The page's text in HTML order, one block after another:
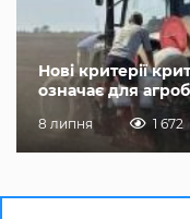
Нові критерії
означає для
8 липня 1 672